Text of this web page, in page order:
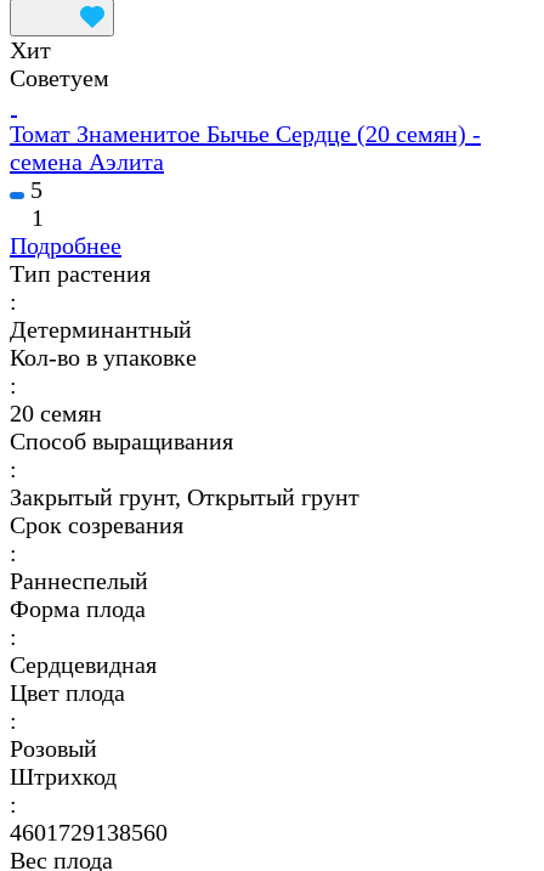
Хит
Советуем
Томат Знаменитое Бычье Сердце (20 семян) -
семена Аэлита
5
1
Подробнее
Тип растения
:
Детерминантный
Кол-во в упаковке
:
20 семян
Способ выращивания
:
Закрытый грунт, Открытый грунт
Срок созревания
:
Раннеспелый
Форма плода
:
Сердцевидная
Цвет плода
:
Розовый
Штрихкод
:
4601729138560
Вес плода